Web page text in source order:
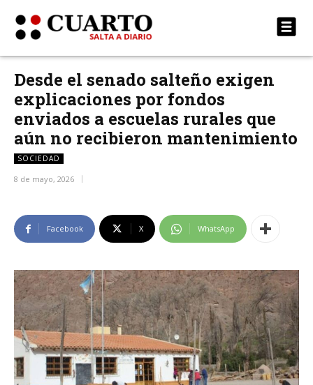
Desde el senado salteño exigen
explicaciones por fondos
enviados a escuelas rurales que
aún no recibieron mantenimiento
SOCIEDAD
8 de mayo, 2026
Facebook X WhatsApp